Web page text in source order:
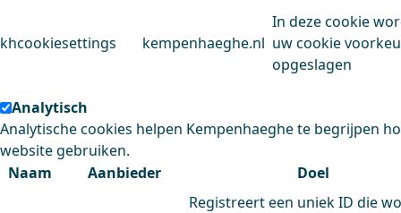
khcookiesettings kempenhaeghe.nl
In deze cookie
uw cookie
opgeslagen
Analytisch
Analytische cookies helpen Kempenhaeghe te begrijpen
website gebruiken.
Naam
Aanbieder Doel
Registreert een uniek ID die